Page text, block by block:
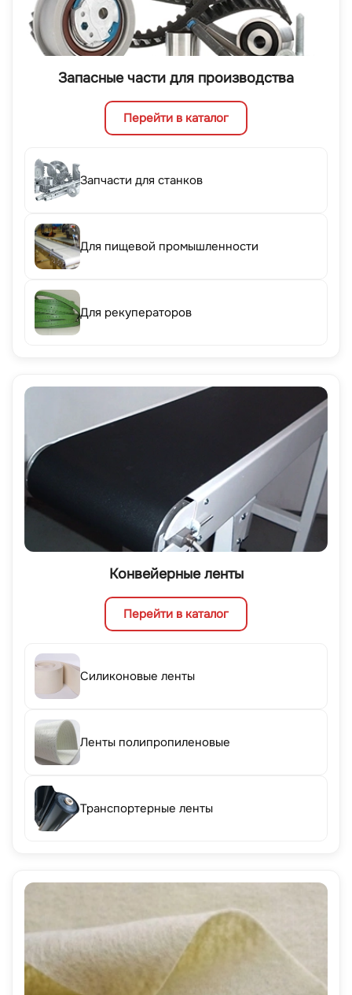
Запасные части для производства
Перейти в каталог
Запчасти для станков
Для пищевой промышленности
Для рекуператоров
Конвейерные ленты
Перейти в каталог
Силиконовые ленты
Ленты полипропиленовые
Транспортерные ленты